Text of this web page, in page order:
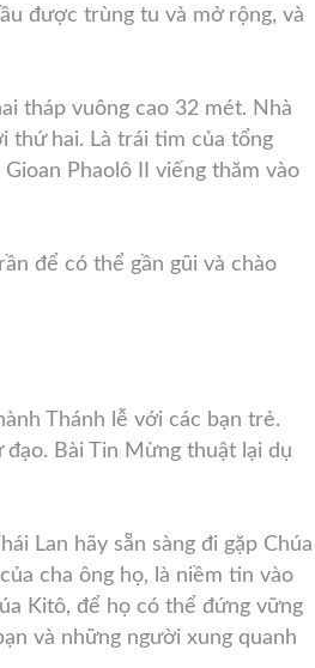
được trùng tu và mở rộng, và
tháp vuông cao 32 mét. Nhà
thứ hai. Là trái tim của tổng
Phaolô II viếng thăm vào
để có thể gần gũi và chào
Thánh lễ với các bạn trẻ.
Bài Tin Mừng thuật lại dụ
Lan hãy sẵn sàng đi gặp Chúa
cha ông họ, là niềm tin vào
Kitô, để họ có thể đứng vững
và những người xung quanh